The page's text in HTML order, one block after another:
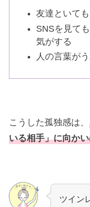
友達といて
SNSを見て
気がする
人の言葉が
こうした孤独感は、
いる相手」に向か
ツイン